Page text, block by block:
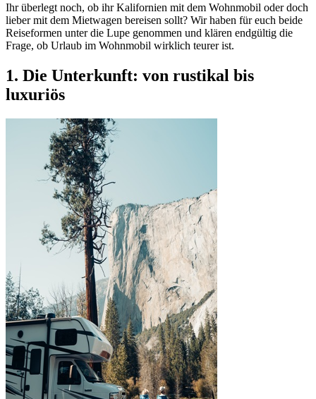
Ihr überlegt noch, ob ihr Kalifornien mit dem Wohnmobil oder doch
lieber mit dem Mietwagen bereisen sollt? Wir haben für euch beide
Reiseformen unter die Lupe genommen und klären endgültig die
Frage, ob Urlaub im Wohnmobil wirklich teurer ist.
1. Die Unterkunft: von rustikal bis
luxuriös